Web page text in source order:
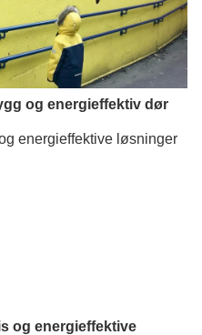
og energieffektiv dør
og energieffektive